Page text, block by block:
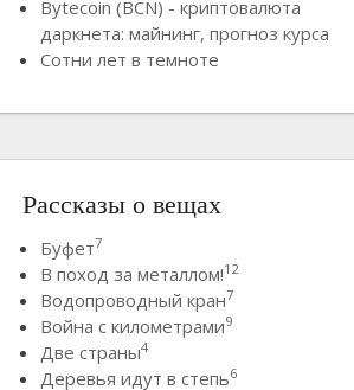
Bytecoin (BCN) - криптовалюта
даркнета: майнинг, прогноз курса
Сотни лет в темноте
Рассказы о вещах
Буфет7
В поход за металлом!12
Водопроводный кран7
Война с километрами9
Две страны4
Деревья идут в степь6